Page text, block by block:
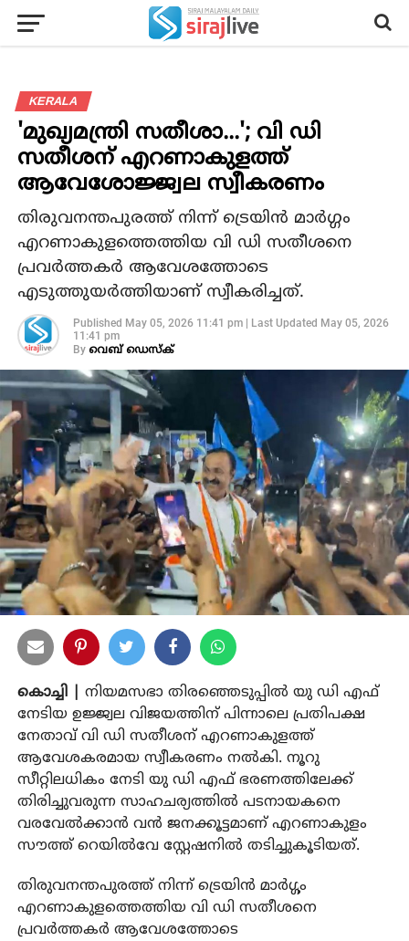
KERALA
'മുഖ്യമന്ത്രി സതീശാ...'; വി ഡി
സതീശന് എറണാകുളത്ത്
ആവേശോജ്ജ്വല സ്വീകരണം
തിരുവനന്തപുരത്ത് നിന്ന് ട്രെയിൻ മാർഗ്ഗം
എറണാകുളത്തെത്തിയ വി ഡി സതീശനെ
പ്രവർത്തകർ ആവേശത്തോടെ
എടുത്തുയർത്തിയാണ് സ്വീകരിച്ചത്.
Published May 05, 2026 11:41 pm| Last Updated May 05, 2026
11:41 pm
By വെബ് ഡെസ്‌ക്
കൊച്ചി |
നിയമസഭാ തിരഞ്ഞെടുപ്പിൽ യു ഡി എഫ്
നേടിയ ഉജ്ജ്വല വിജയത്തിന് പിന്നാലെ പ്രതിപക്ഷ
നേതാവ് വി ഡി സതീശന് എറണാകുളത്ത്
ആവേശകരമായ സ്വീകരണം നൽകി. നൂറു
സീറ്റിലധികം നേടി യു ഡി എഫ് ഭരണത്തിലേക്ക്
തിരിച്ചുവരുന്ന സാഹചര്യത്തിൽ പടനായകനെ
വരവേൽക്കാൻ വൻ ജനക്കൂട്ടമാണ് എറണാകുളം
സൗത്ത് റെയിൽവേ സ്റ്റേഷനിൽ തടിച്ചുകൂടിയത്.
തിരുവനന്തപുരത്ത് നിന്ന് ട്രെയിൻ മാർഗ്ഗം
എറണാകുളത്തെത്തിയ വി ഡി സതീശനെ
പ്രവർത്തകർ ആവേശത്തോടെ